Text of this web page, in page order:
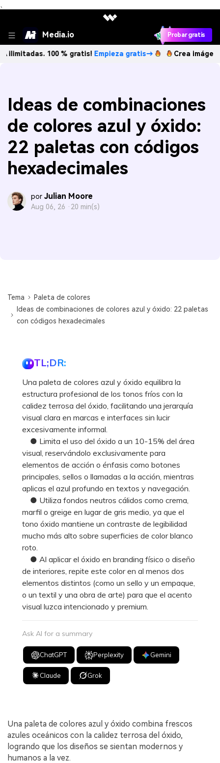
、
Media.io Probar gratis
100 % gratis!Empieza gratis→ Crea imágenes IA
Ideas de combinaciones
de colores azul y óxido:
22 paletas con códigos
hexadecimales
por Julian Moore
Aug 06, 26 · 20 min(s)
Tema
Paleta de colores
Ideas de combinaciones de colores azul y óxido: 22 paletas
con códigos hexadecimales
TL;DR:
Una paleta de colores azul y óxido equilibra la
estructura profesional de los tonos fríos con la
calidez terrosa del óxido, facilitando una jerarquía
visual clara en marcas e interfaces sin lucir
excesivamente informal.
● Limita el uso del óxido a un 10-15% del área
visual, reservándolo exclusivamente para
elementos de acción o énfasis como botones
principales, sellos o llamadas a la acción, mientras
aplicas el azul profundo en textos y navegación.
● Utiliza fondos neutros cálidos como crema,
marfil o greige en lugar de gris medio, ya que el
tono óxido mantiene un contraste de legibilidad
mucho más alto sobre superficies de color blanco
roto.
● Al aplicar el óxido en branding físico o diseño
de interiores, repite este color en al menos dos
elementos distintos (como un sello y un empaque,
o un textil y una obra de arte) para que el acento
visual luzca intencionado y premium.
Ask AI for a summary
ChatGPT Perplexity Gemini
Claude Grok
Una paleta de colores azul y óxido combina frescos
azules oceánicos con la calidez terrosa del óxido,
logrando que los diseños se sientan modernos y
humanos a la vez.